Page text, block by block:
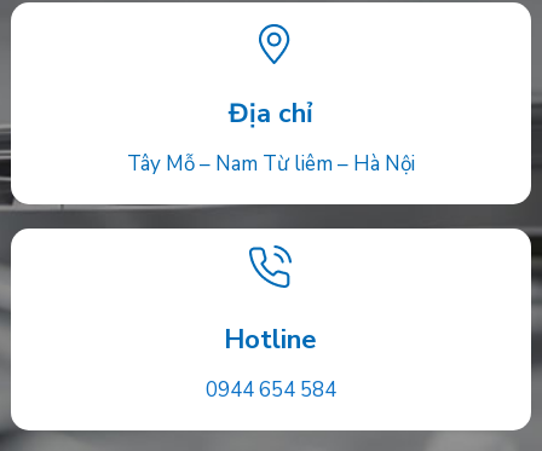
Địa chỉ
Tây Mỗ – Nam Từ liêm – Hà Nội
Hotline
0944 654 584